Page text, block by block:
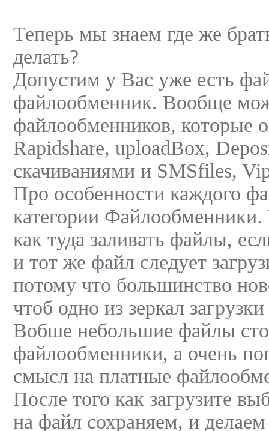
Теперь мы знаем где же
делать?
Допустим у Вас уже есть
файлообменник. Вообще
файлообменников, которые
Rapidshare, uploadBox,
скачиваниями и SMSfiles,
Про особенности каждого
категории
как туда заливать файлы,
и тот же файл следует
потому что большинство
чтоб одно из зеркал
Вобше небольшие файлы
файлообменники, а очень
смысл на платные
После того как загрузите
на файл сохраняем, и